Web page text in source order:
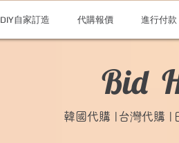
DIY自家訂造 代購報價 進行付款
Bid
韓國代購 |台灣代購 |